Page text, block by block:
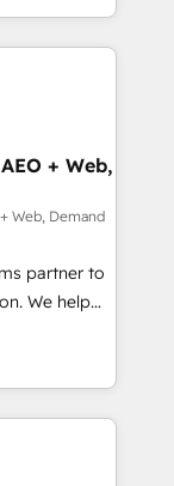
、役割定義・
主導。「設
にした情報設
Hubで一体
Salesforce・
設計、履歴
ChatGPT・
HubSpotアワ
/
Media),
brands. 🔄
Media. -
agents
+ Web,
Web, Demand
partner to
We help
led
apps,